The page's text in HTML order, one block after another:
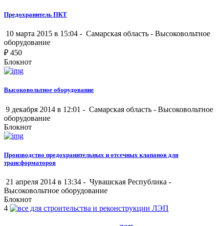
Предохранитель ПКТ
10 марта 2015 в 15:04 - Самарская область - Высоковольтное
оборудование
₽ 450
Блокнот
Высоковольтное оборудование
9 декабря 2014 в 12:01 - Самарская область - Высоковольтное
оборудование
Блокнот
Производство предохранительных и отсечных клапанов для
трансформаторов
21 апреля 2014 в 13:34 - Чувашская Республика -
Высоковольтное оборудование
Блокнот
4